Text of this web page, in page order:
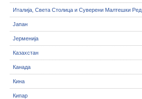
Италија, Светa Столицa и Суверени Малтешки Ред
Јапан
Јерменија
Казахстан
Канада
Кина
Кипар